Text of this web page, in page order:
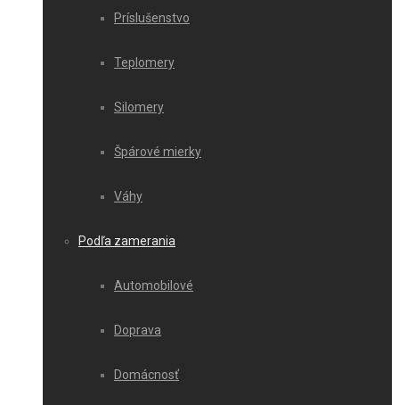
Príslušenstvo
Teplomery
Silomery
Špárové mierky
Váhy
Podľa zamerania
Automobilové
Doprava
Domácnosť